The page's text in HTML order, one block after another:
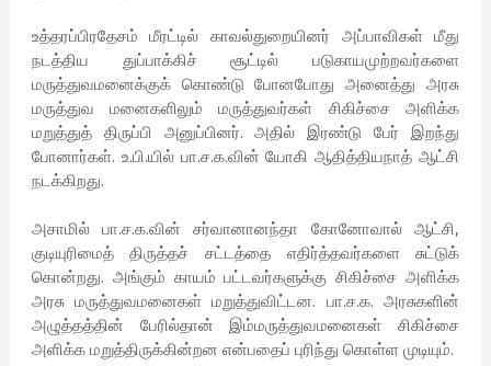
உத்தரப்பிரதேசம் மீரட்டில் காவல்துறையினர் அப்பாவிகள் மீது
நடத்திய துப்பாக்கிச் சூட்டில் படுகாயமுற்றவர்களை
மருத்துவமனைக்குக் கொண்டு போனபோது அனைத்து அரசு
மருத்துவ மனைகளிலும் மருத்துவர்கள் சிகிச்சை அளிக்க
மறுத்துத் திருப்பி அனுப்பினர். அதில் இரண்டு பேர் இறந்து
போனார்கள். உ.பி.யில் பா.ச.க.வின் யோகி ஆதித்தியநாத் ஆட்சி
நடக்கிறது.
அசாமில் பா.ச.க.வின் சர்வானானந்தா கோனோவால் ஆட்சி,
குடியுரிமைத் திருத்தச் சட்டத்தை எதிர்த்தவர்களை சுட்டுக்
கொன்றது. அங்கும் காயம் பட்டவர்களுக்கு சிகிச்சை அளிக்க
அரசு மருத்துவமனைகள் மறுத்துவிட்டன. பா.ச.க. அரசுகளின்
அழுத்தத்தின் பேரில்தான் இம்மருத்துவமனைகள் சிகிச்சை
அளிக்க மறுத்திருக்கின்றன என்பதைப் புரிந்து கொள்ள முடியும்.